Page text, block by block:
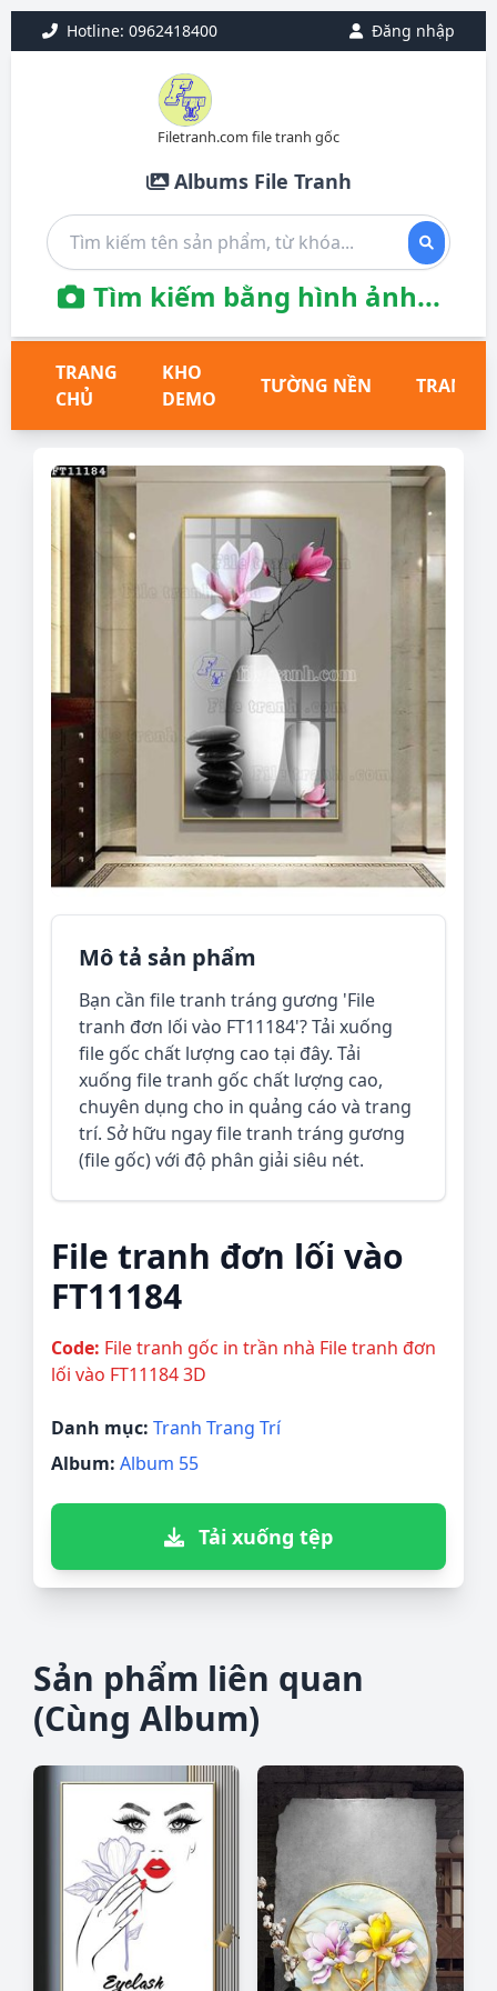
Hotline: 0962418400 Đăng nhập
Filetranh.com file tranh gốc
Albums File Tranh
Tìm kiếm bằng hình ảnh...
TRANG
CHỦ
KHO
DEMO
TƯỜNG NỀN TRANH
Mô tả sản phẩm
Bạn cần file tranh tráng gương 'File
tranh đơn lối vào FT11184'? Tải xuống
file gốc chất lượng cao tại đây. Tải
xuống file tranh gốc chất lượng cao,
chuyên dụng cho in quảng cáo và trang
trí. Sở hữu ngay file tranh tráng gương
(file gốc) với độ phân giải siêu nét.
File tranh đơn lối vào
FT11184
Code: File tranh gốc in trần nhà File tranh đơn
lối vào FT11184 3D
Danh mục: Tranh Trang Trí
Album: Album 55
Tải xuống tệp
Sản phẩm liên quan
(Cùng Album)